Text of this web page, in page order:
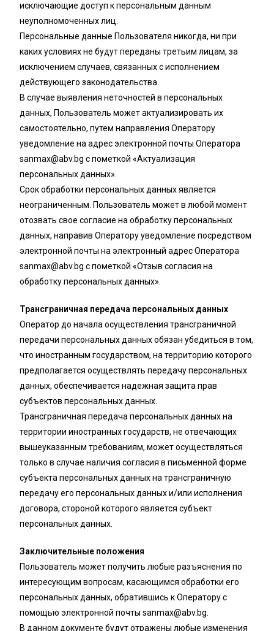
исключающие доступ к персональным данным
неуполномоченных лиц.
Персональные данные Пользователя никогда, ни при
каких условиях не будут переданы третьим лицам, за
исключением случаев, связанных с исполнением
действующего законодательства.
В случае выявления неточностей в персональных
данных, Пользователь может актуализировать их
самостоятельно, путем направления Оператору
уведомление на адрес электронной почты Оператора
sanmax@abv.bg с пометкой «Актуализация
персональных данных».
Срок обработки персональных данных является
неограниченным. Пользователь может в любой момент
отозвать свое согласие на обработку персональных
данных, направив Оператору уведомление посредством
электронной почты на электронный адрес Оператора
sanmax@abv.bg с пометкой «Отзыв согласия на
обработку персональных данных».
Трансграничная передача персональных данных
Оператор до начала осуществления трансграничной
передачи персональных данных обязан убедиться в том,
что иностранным государством, на территорию которого
предполагается осуществлять передачу персональных
данных, обеспечивается надежная защита прав
субъектов персональных данных.
Трансграничная передача персональных данных на
территории иностранных государств, не отвечающих
вышеуказанным требованиям, может осуществляться
только в случае наличия согласия в письменной форме
субъекта персональных данных на трансграничную
передачу его персональных данных и/или исполнения
договора, стороной которого является субъект
персональных данных.
Заключительные положения
Пользователь может получить любые разъяснения по
интересующим вопросам, касающимся обработки его
персональных данных, обратившись к Оператору с
помощью электронной почтыsanmax@abv.bg
В данном документе будут отражены любые изменения